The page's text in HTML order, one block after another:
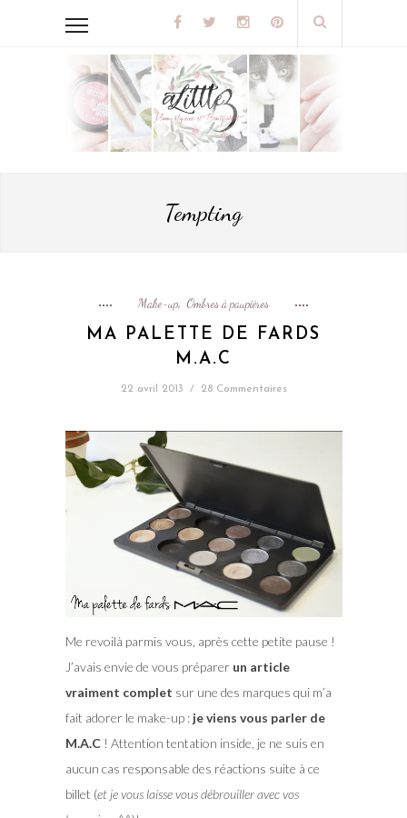
Tempting
Make-up, Ombres à paupières
MA PALETTE DE FARDS
M.A.C
22 avril 2013 / 28 Commentaires
Me revoilà parmis vous, après cette petite pause !
J’avais envie de vous préparerun article
vraiment complet sur une des marques qui m’a
fait adorer le make-up :je viens vous parler de
M.A.C! Attention tentation inside, je ne suis en
aucun cas responsable des réactions suite à ce
billet (et je vous laisse vous débrouiller avec vos